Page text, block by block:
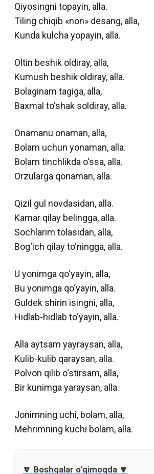
Qiyosingni topayin, alla.
Tiling chiqib «non» desang, alla,
Kunda kulcha yopayin, alla.
Oltin beshik oldiray, alla,
Kumush beshik oldiray, alla.
Bolaginam tagiga, alla,
Baxmal to‘shak soldiray, alla.
Onamanu onaman, alla,
Bolam uchun yonaman, alla.
Bolam tinchlikda o‘ssa, alla.
Orzularga qonaman, alla.
Qizil gul novdasidan, alla.
Kamar qilay belingga, alla.
Sochlarim tolasidan, alla,
Bog‘ich qilay to‘ningga, alla.
U yonimga qo‘yayin, alla,
Bu yonimga qo‘yayin, alla.
Guldek shirin isingni, alla,
Hidlab-hidlab to‘yayin, alla.
Alla aytsam yayraysan, alla,
Kulib-kulib qaraysan, alla.
Polvon qilib o‘stirsam, alla,
Bir kunimga yaraysan, alla.
Jonimning uchi, bolam, alla,
Mehrimning kuchi bolam, alla.